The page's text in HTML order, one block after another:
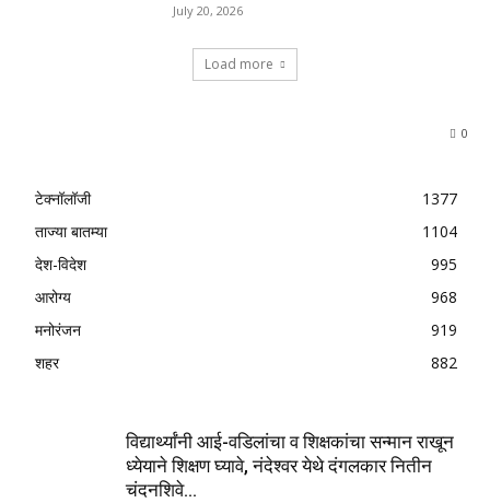
July 20, 2026
Load more
0
टेक्नॉलॉजी
1377
ताज्या बातम्या
1104
देश-विदेश
995
आरोग्य
968
मनोरंजन
919
शहर
882
विद्यार्थ्यांनी आई-वडिलांचा व शिक्षकांचा सन्मान राखून
ध्येयाने शिक्षण घ्यावे, नंदेश्वर येथे दंगलकार नितीन
चंदनशिवे...